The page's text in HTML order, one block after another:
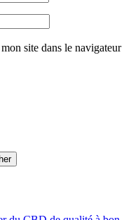
site dans le navigateur